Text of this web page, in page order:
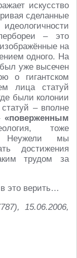
искусство
сделанные
– это
на
одного. На
уже высечен
о гигантском
лица статуй
были колонии
– вполне
«поверженным
тоже
Неужели мы
достижения
трудом за
это верить…
15.06.2006,